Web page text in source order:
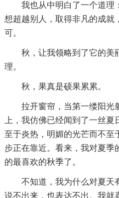
我也从中明白了一个道理
想超越别人，取得非凡的成就
可。
秋，让我领略到了它的美
理。
秋，果真是硕果累累。
拉开窗帘，当第一缕阳光
上，我仿佛已经闻到了一丝
至于炎热，明媚的光芒而不至
步正在靠近。看来，我对夏季
的最喜欢的秋季了。
不知道，我为什么对夏天
说不出来，也表达不出。我就